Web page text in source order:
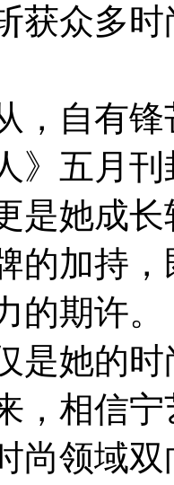
获众多
，自有
》五月
是她成
的加持
的期许。
是她的
，相信
尚领域